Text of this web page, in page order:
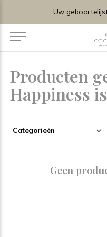
Uw
Producten
Happiness
Categorieën
Geen